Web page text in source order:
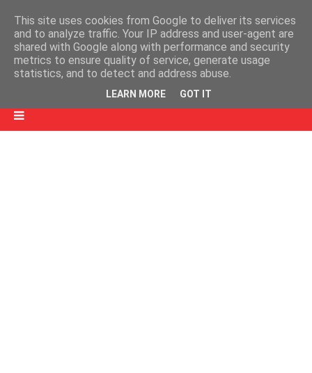
This site uses cookies from Google to deliver its services
and to analyze traffic. Your IP address and user-agent are
shared with Google along with performance and security
metrics to ensure quality of service, generate usage
statistics, and to detect and address abuse.
LEARN MORE GOT IT